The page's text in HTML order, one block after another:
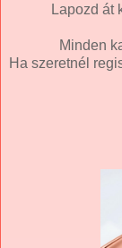
Lapozd át
Minden
Ha szeretnél